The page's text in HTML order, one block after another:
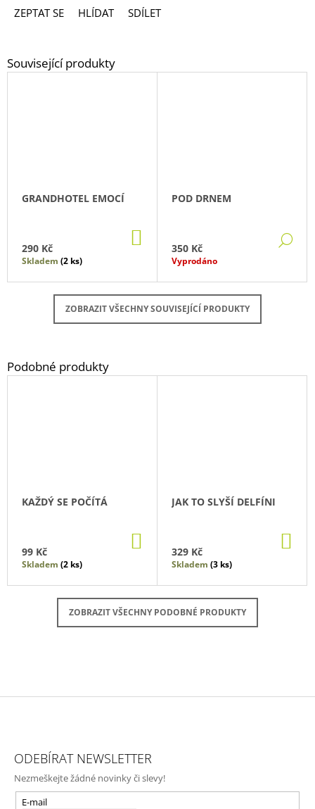
ZEPTAT SE HLÍDAT SDÍLET
GRANDHOTEL EMOCÍ
290 Kč KOŠÍKU
Skladem (2 ks)
POD DRNEM
350 Kč
Vyprodáno
ZOBRAZIT VŠECHNY SOUVISEJÍCÍ PRODUKTY
KAŽDÝ SE POČÍTÁ
99 Kč KOŠÍKU
Skladem (2 ks)
JAK TO SLYŠÍ DELFÍNI
329 Kč
Skladem (3 ks)
ZOBRAZIT VŠECHNY PODOBNÉ PRODUKTY
ODEBÍRAT NEWSLETTER
Nezmeškejte žádné novinky či slevy!
E-mail